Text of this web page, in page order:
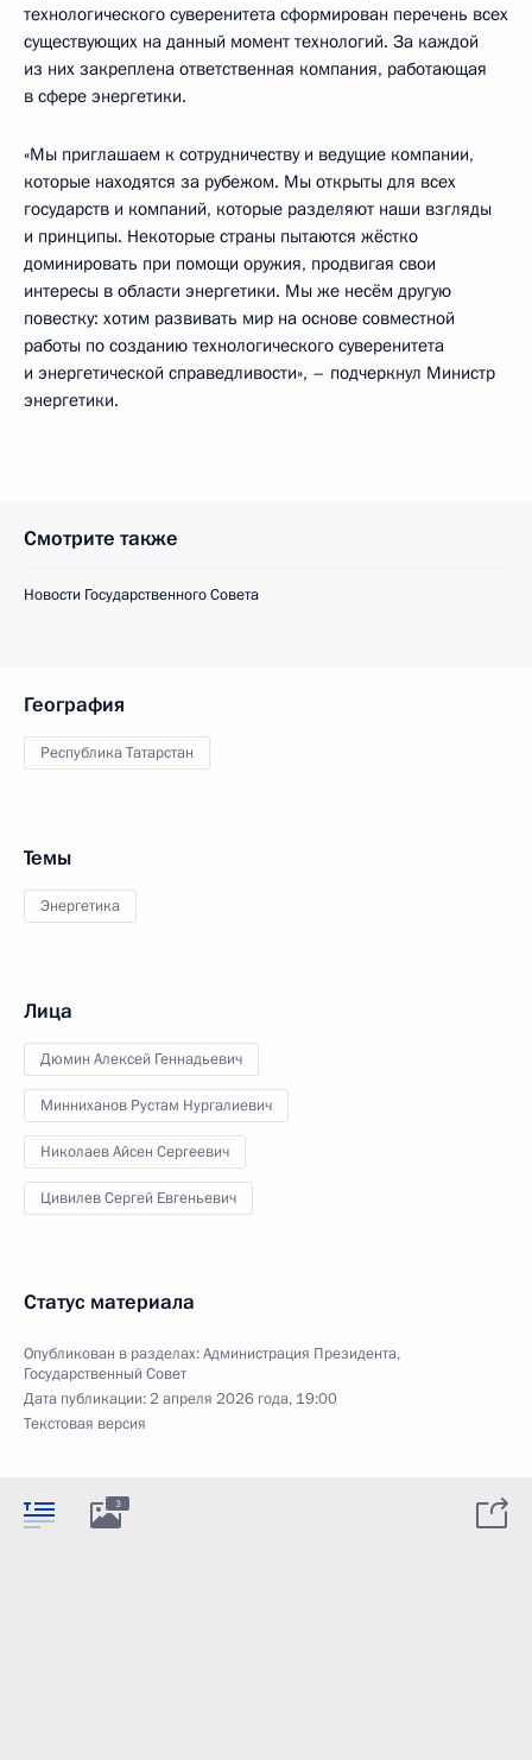
технологического суверенитета сформирован перечень всех
существующих на данный момент технологий. За каждой
из них закреплена ответственная компания, работающая
в сфере энергетики.
«Мы приглашаем к сотрудничеству и ведущие компании,
которые находятся за рубежом. Мы открыты для всех
государств и компаний, которые разделяют наши взгляды
и принципы. Некоторые страны пытаются жёстко
доминировать при помощи оружия, продвигая свои
интересы в области энергетики. Мы же несём другую
повестку: хотим развивать мир на основе совместной
работы по созданию технологического суверенитета
и энергетической справедливости», – подчеркнул Министр
энергетики.
Смотрите также
Новости Государственного Совета
География
Республика Татарстан
Темы
Энергетика
Лица
Дюмин Алексей Геннадьевич
Минниханов Рустам Нургалиевич
Николаев Айсен Сергеевич
Цивилев Сергей Евгеньевич
Статус материала
Опубликован в разделах:Администрация Президента,
Государственный Совет
Дата публикации:2 апреля 2026 года, 19:00
Текстовая версия
3